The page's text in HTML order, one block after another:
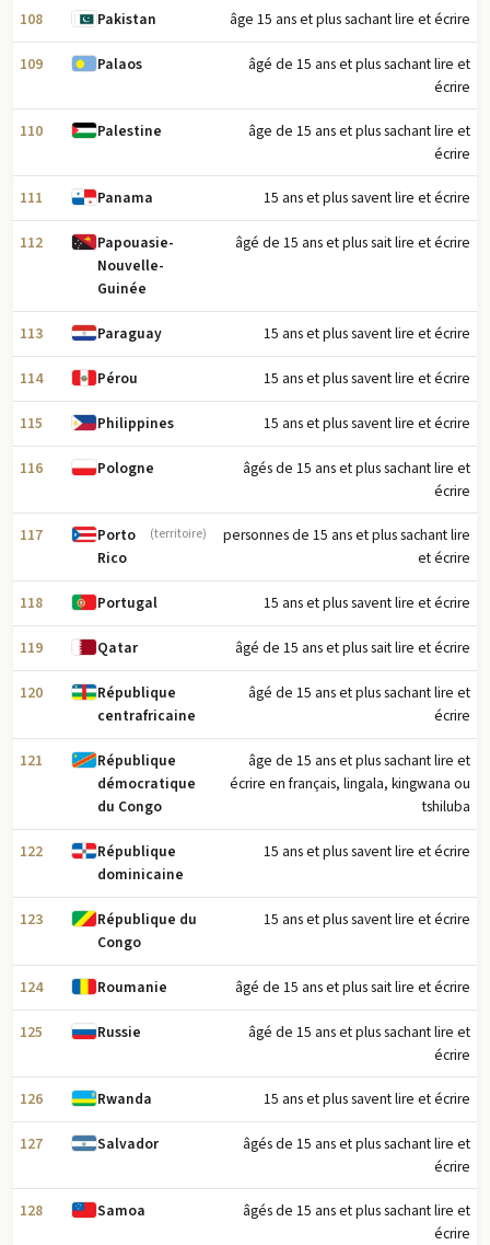
108 Pakistan âge 15 ans et plus sachant lire et écrire
109 Palaos
âgé de 15 ans et plus sachant lire et
écrire
110 Palestine
âge de 15 ans et plus sachant lire et
écrire
111 Panama 15 ans et plus savent lire et écrire
112
Papouasie-
Nouvelle-
Guinée
âgé de 15 ans et plus sait lire et écrire
113 Paraguay 15 ans et plus savent lire et écrire
114 Pérou 15 ans et plus savent lire et écrire
115 Philippines 15 ans et plus savent lire et écrire
116 Pologne
âgés de 15 ans et plus sachant lire et
écrire
117
Porto
Rico
(territoire)
personnes de 15 ans et plus sachant lire
et écrire
118 Portugal 15 ans et plus savent lire et écrire
119 Qatar âgé de 15 ans et plus sait lire et écrire
120
République
centrafricaine
âgé de 15 ans et plus sachant lire et
écrire
121
République
démocratique
du Congo
âge de 15 ans et plus sachant lire et
écrire en français, lingala, kingwana ou
tshiluba
122
République
dominicaine
15 ans et plus savent lire et écrire
123
République du
Congo
15 ans et plus savent lire et écrire
124 Roumanie âgé de 15 ans et plus sait lire et écrire
125 Russie
âgé de 15 ans et plus sachant lire et
écrire
126 Rwanda 15 ans et plus savent lire et écrire
127 Salvador
âgés de 15 ans et plus sachant lire et
écrire
128 Samoa
âgés de 15 ans et plus sachant lire et
écrire